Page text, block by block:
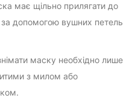
має щільно прилягати до
за допомогою вушних петель
маску необхідно лише
з милом або